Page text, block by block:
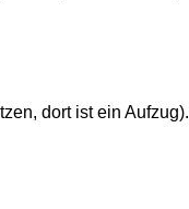
dort ist ein Aufzug).